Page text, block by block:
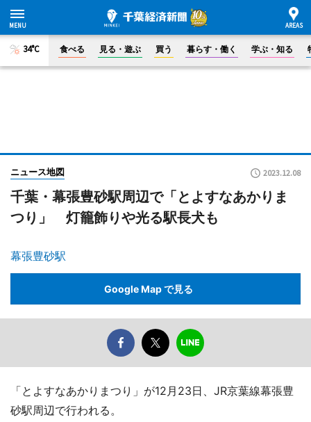
34°C 食べる 見る・遊ぶ 買う 暮らす・働く 学ぶ・知る
ニュース地図 2023.12.08
千葉・幕張豊砂駅周辺で「とよすなあかりま
つり」 灯籠飾りや光る駅長犬も
幕張豊砂駅
Google Map で見る
「とよすなあかりまつり」が12月23日、JR京葉線幕張豊
砂駅周辺で行われる。